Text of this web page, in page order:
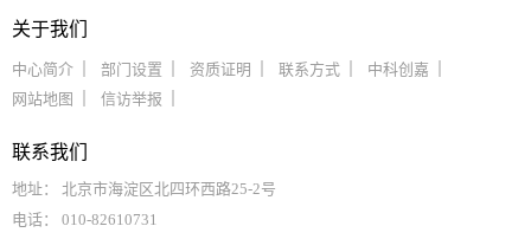
关于我们
中心简介 部门设置 资质证明 联系方式
中科创嘉
网站地图
信访举报
联系我们
地址： 北京市海淀区北四环西路25-2号
电话： 010-82610731